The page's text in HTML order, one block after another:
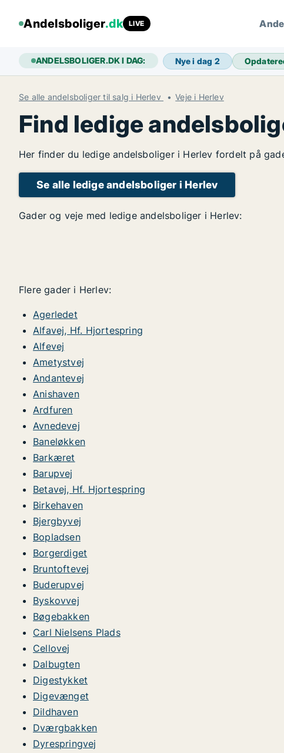
Andelsboliger.dk LIVE
ANDELSBOLIGER.DK I DAG: Nye i dag 2
Se alle andelsboliger til salg i Herlev Veje i Herlev
Find ledige
Her finder du ledige andelsboliger i Herlev fordelt på
Se alle ledige andelsboliger i Herlev
Gader og veje med ledige andelsboliger i Herlev:
Flere gader i Herlev:
Agerledet
Alfavej, Hf. Hjortespring
Alfevej
Ametystvej
Andantevej
Anishaven
Ardfuren
Avnedevej
Baneløkken
Barkæret
Barupvej
Betavej, Hf. Hjortespring
Birkehaven
Bjergbyvej
Bopladsen
Borgerdiget
Bruntoftevej
Buderupvej
Byskovvej
Bøgebakken
Carl Nielsens Plads
Cellovej
Dalbugten
Digestykket
Digevænget
Dildhaven
Dværgbakken
Dyrespringvej